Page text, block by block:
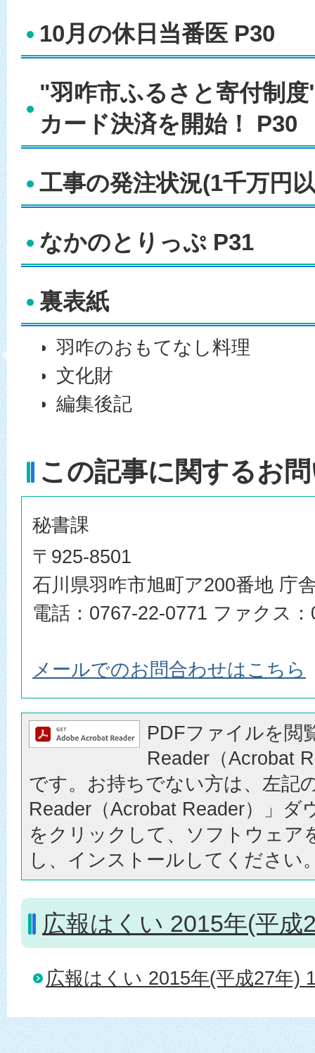
10月の休日当番医 P30
"羽咋市ふるさと寄付制
カード決済を開始！ P30
工事の発注状況(1千万円
なかのとりっぷ P31
裏表紙
羽咋のおもてなし料理
文化財
編集後記
この記事に関するお
秘書課
〒925-8501
石川県羽咋市旭町ア200番地 庁
電話：0767-22-0771 ファクス
メールでのお問合わせはこちら
PDFファイルを閲
Reader（Acrobat
です。お持ちでない方は、左記
Reader（Acrobat Reader）」ダ
をクリックして、ソフトウェア
し、インストールしてください
広報はくい 2015年(平成
広報はくい 2015年(平成27年)